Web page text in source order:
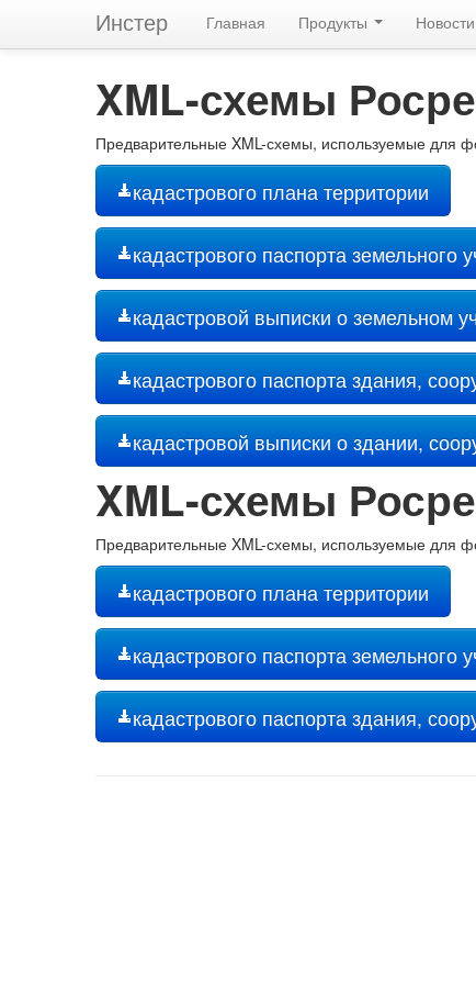
Инстер Главная Продукты
XML-схемы
Предварительные XML-схемы, используемые для
кадастрового плана территории
кадастрового паспорта земельного
кадастровой выписки о земельном
кадастрового паспорта здания,
кадастровой выписки о здании,
XML-схемы
Предварительные XML-схемы, используемые для
кадастрового плана территории
кадастрового паспорта земельного
кадастрового паспорта здания,